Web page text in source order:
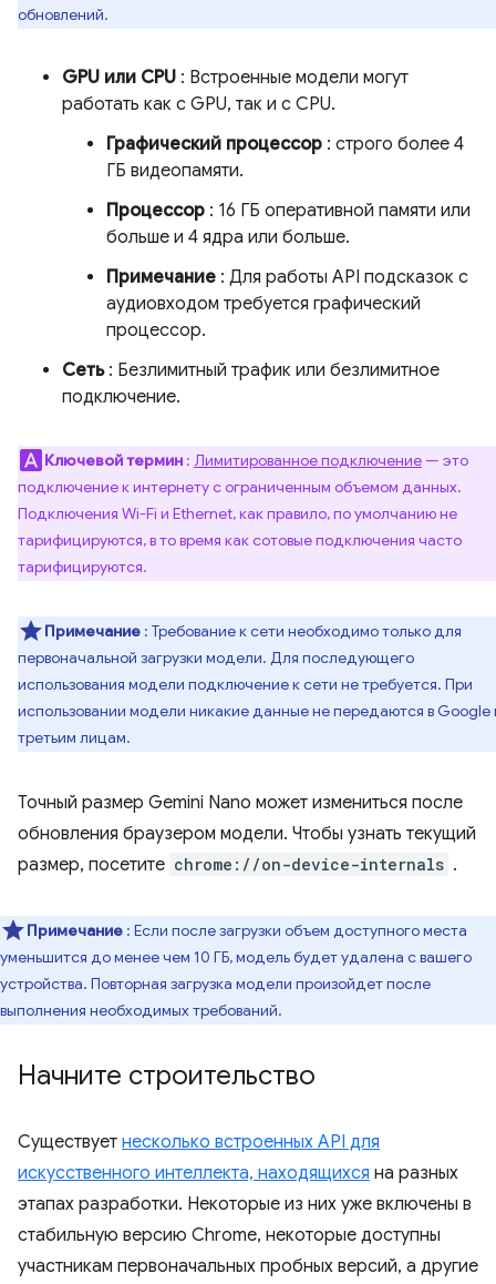
обновлений.
GPU или CPU : Встроенные модели могут
работать как с GPU, так и с CPU.
Графический процессор : строго более 4
ГБ видеопамяти.
Процессор : 16 ГБ оперативной памяти или
больше и 4 ядра или больше.
Примечание : Для работы API подсказок с
аудиовходом требуется графический
процессор.
Сеть: Безлимитный трафик или безлимитное
подключение.
Ключевой термин : Лимитированное подключение — это
подключение к интернету с ограниченным объемом данных.
Подключения Wi-Fi и Ethernet, как правило, по умолчанию не
тарифицируются, в то время как сотовые подключения часто
тарифицируются.
Примечание : Требование к сети необходимо только для
первоначальной загрузки модели. Для последующего
использования модели подключение к сети не требуется. При
использовании модели никакие данные не передаются в Google
третьим лицам.
Точный размер Gemini Nano может измениться после
обновления браузером модели. Чтобы узнать текущий
размер, посетите chrome://on-device-internals .
Примечание : Если после загрузки объем доступного места
уменьшится до менее чем 10 ГБ, модель будет удалена с вашего
устройства. Повторная загрузка модели произойдет после
выполнения необходимых требований.
Начните строительство
Существует несколько встроенных API для
искусственного интеллекта, находящихся на разных
этапах разработки. Некоторые из них уже включены в
стабильную версию Chrome, некоторые доступны
участникам первоначальных пробных версий, а другие